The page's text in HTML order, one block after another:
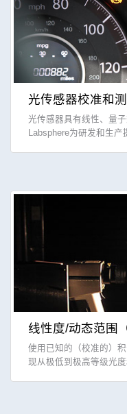
光传感器校准和
光传感器具有线性、量
Labsphere为研发和生
线性度/动态范围
使用已知的（校准的）
现从极低到极高等级光